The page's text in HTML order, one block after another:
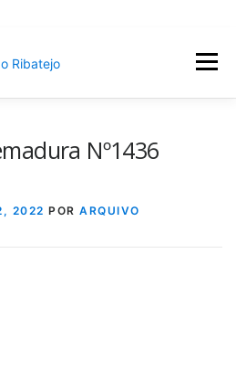
Menu
Nº1436
2022 POR ARQUIVO